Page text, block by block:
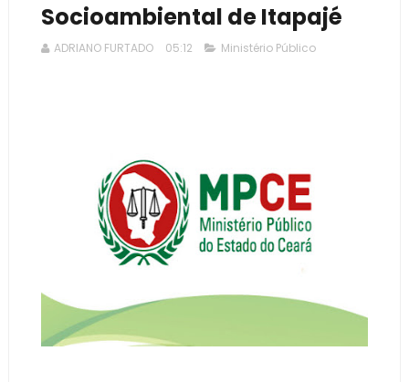
Socioambiental de Itapajé
ADRIANO FURTADO 05:12 Ministério Público